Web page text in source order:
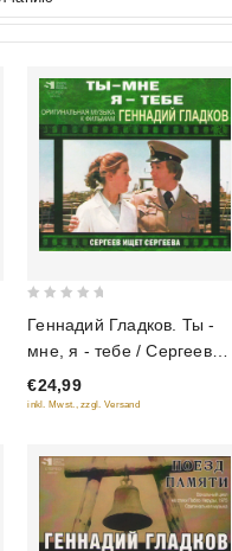
of
5
Геннадий Гладков. Ты -
мне, я - тебе / Сергеев
ищет Сергеева.
Оригинальная музыка к
€24,99
inkl. Mwst., zzgl. Versand